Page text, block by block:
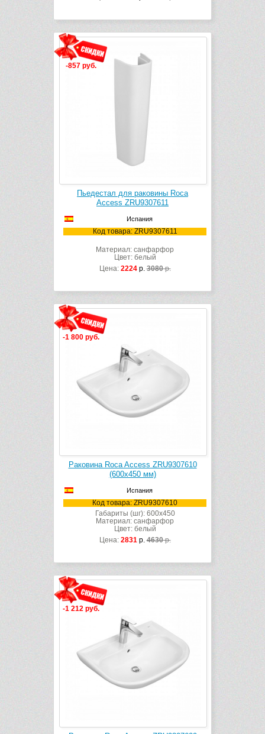
-857 руб.
Пьедестал для раковины Roca
Access ZRU9307611
Испания
Код товара: ZRU9307611
Материал: санфарфор
Цвет: белый
Цена: 2224р.3080р.
-1 800 руб.
Раковина Roca Access ZRU9307610
(600х450 мм)
Испания
Код товара: ZRU9307610
Габариты (шг): 600x450
Материал: санфарфор
Цвет: белый
Цена: 2831р.4630р.
-1 212 руб.